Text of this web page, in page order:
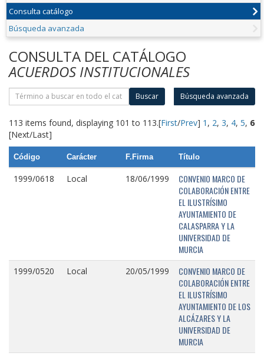
Consulta catálogo
Búsqueda avanzada
CONSULTA DEL CATÁLOGO
ACUERDOS INSTITUCIONALES
Buscar Búsqueda avanzada
113 items found, displaying 101 to 113.[First/Prev] 1 , 2, 3, 4, 5, 6
[Next/Last]
Código Carácter F.Firma Título
1999/0618 Local 18/06/1999
CONVENIO MARCO DE
COLABORACIÓN ENTRE
EL ILUSTRÍSIMO
AYUNTAMIENTO DE
CALASPARRA Y LA
UNIVERSIDAD DE
MURCIA
1999/0520 Local 20/05/1999
CONVENIO MARCO DE
COLABORACIÓN ENTRE
EL ILUSTRÍSIMO
AYUNTAMIENTO DE LOS
ALCÁZARES Y LA
UNIVERSIDAD DE
MURCIA